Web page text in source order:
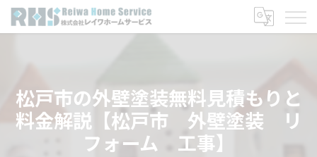
松戸市の外壁塗装無料見積もりと
料金解説【松戸市 外壁塗装 リ
フォーム 工事】